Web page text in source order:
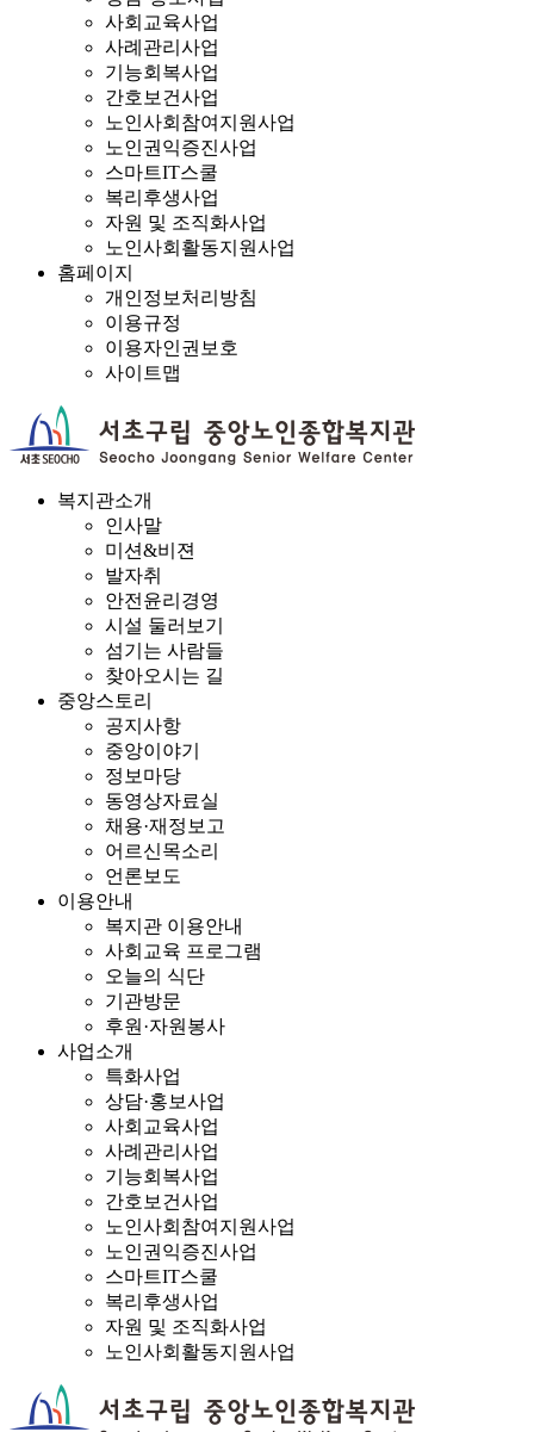
사회교육사업
사례관리사업
기능회복사업
간호보건사업
노인사회참여지원사업
노인권익증진사업
스마트IT스쿨
복리후생사업
자원 및 조직화사업
노인사회활동지원사업
홈페이지
개인정보처리방침
이용규정
이용자인권보호
사이트맵
복지관소개
인사말
미션&비젼
발자취
안전윤리경영
시설 둘러보기
섬기는 사람들
찾아오시는 길
중앙스토리
공지사항
중앙이야기
정보마당
동영상자료실
채용·재정보고
어르신목소리
언론보도
이용안내
복지관 이용안내
사회교육 프로그램
오늘의 식단
기관방문
후원·자원봉사
사업소개
특화사업
상담·홍보사업
사회교육사업
사례관리사업
기능회복사업
간호보건사업
노인사회참여지원사업
노인권익증진사업
스마트IT스쿨
복리후생사업
자원 및 조직화사업
노인사회활동지원사업